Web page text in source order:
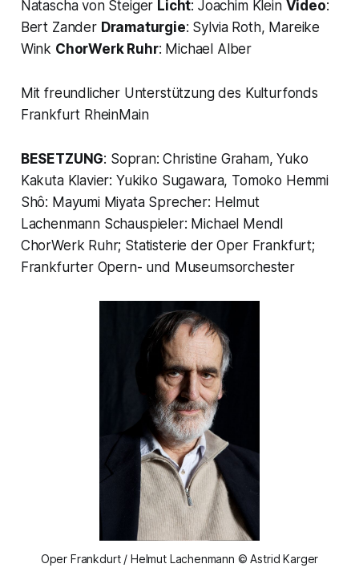
Natascha von Steiger Licht: Joachim Klein Video:
Bert Zander Dramaturgie: Sylvia Roth, Mareike
Wink ChorWerk Ruhr: Michael Alber
Mit freundlicher Unterstützung des Kulturfonds
Frankfurt RheinMain
BESETZUNG: Sopran: Christine Graham, Yuko
Kakuta Klavier: Yukiko Sugawara, Tomoko Hemmi
Shô: Mayumi Miyata Sprecher: Helmut
Lachenmann Schauspieler: Michael Mendl
ChorWerk Ruhr; Statisterie der Oper Frankfurt;
Frankfurter Opern- und Museumsorchester
Oper Frankdurt / Helmut Lachenmann © Astrid Karger